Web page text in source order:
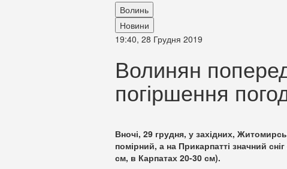
Волинь
Новини
19:40, 28 Грудня 2019
Волинян
погіршення
Вночі, 29 грудня, у західних,
помірний, а на Прикарпатті значний
см, в Карпатах 20-30 см).